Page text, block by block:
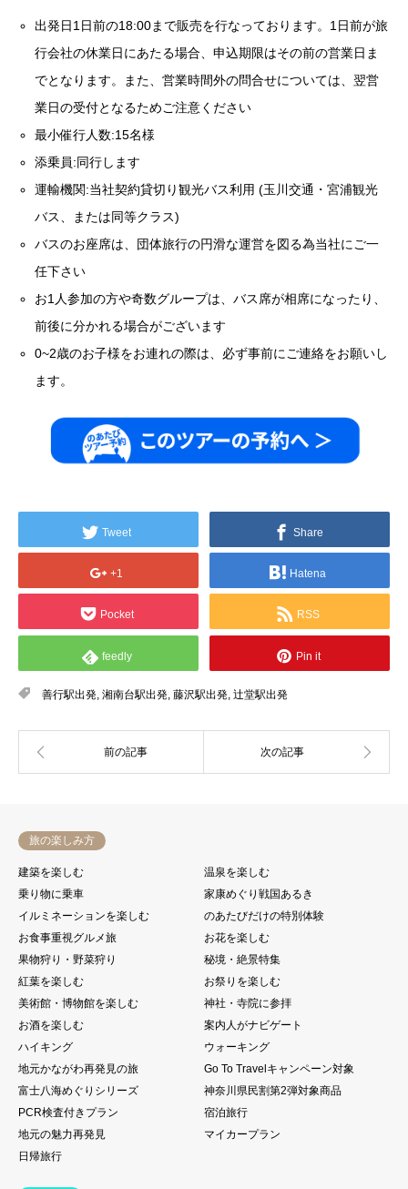
出発日1日前の18:00まで販売を行なっております。1日前が旅
行会社の休業日にあたる場合、申込期限はその前の営業日ま
でとなります。また、営業時間外の問合せについては、翌営
業日の受付となるためご注意ください
最小催行人数:15名様
添乗員:同行します
運輸機関:当社契約貸切り観光バス利用 (玉川交通・宮浦観光
バス、または同等クラス)
バスのお座席は、団体旅行の円滑な運営を図る為当社にご一
任下さい
お1人参加の方や奇数グループは、バス席が相席になったり、
前後に分かれる場合がございます
0~2歳のお子様をお連れの際は、必ず事前にご連絡をお願いし
ます。
Tweet Share
+1 Hatena
Pocket RSS
feedly Pin it
善行駅出発, 湘南台駅出発, 藤沢駅出発, 辻堂駅出発
旅の楽しみ方
建築を楽しむ
温泉を楽しむ
乗り物に乗車
家康めぐり戦国あるき
イルミネーションを楽しむ
のあたびだけの特別体験
お食事重視グルメ旅
お花を楽しむ
果物狩り・野菜狩り
秘境・絶景特集
紅葉を楽しむ
お祭りを楽しむ
美術館・博物館を楽しむ
神社・寺院に参拝
お酒を楽しむ
案内人がナビゲート
ハイキング
ウォーキング
地元かながわ再発見の旅
Go To Travelキャンペーン対象
富士八海めぐりシリーズ
神奈川県民割第2弾対象商品
PCR検査付きプラン
宿泊旅行
地元の魅力再発見
マイカープラン
日帰旅行